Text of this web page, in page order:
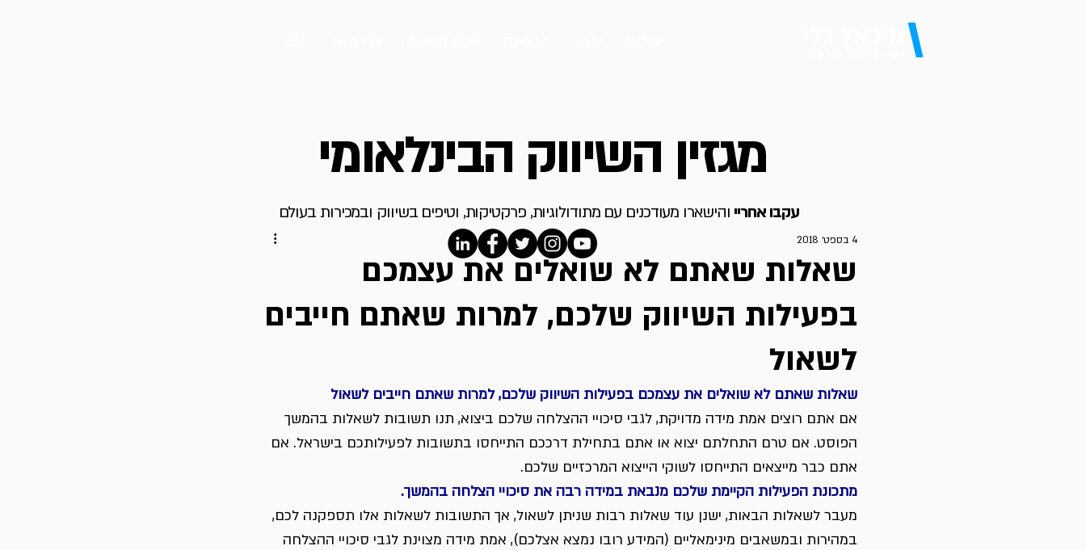
\
מגזין השיווק הבינלאומי
שאלות שאתם לא שואלים את עצמכם
בפעילות השיווק שלכם, למרות שאתם חייבים
לשאול
4 בספט׳ 2018
שאלות שאתם לא שואלים את עצמכם בפעילות השיווק שלכם, למרות שאתם חייבים לשאול
אם אתם רוצים אמת מידה מדויקת, לגבי סיכויי ההצלחה שלכם ביצוא, תנו תשובות לשאלות בהמשך
הפוסט. אם טרם התחלתם יצוא או אתם בתחילת דרככם התייחסו בתשובות לפעילותכם בישראל. אם
אתם כבר מייצאים התייחסו לשוקי הייצוא המרכזיים שלכם.
מתכונת הפעילות הקיימת שלכם מנבאת במידה רבה את סיכויי הצלחה בהמשך.
מעבר לשאלות הבאות, ישנן עוד שאלות רבות שניתן לשאול, אך התשובות לשאלות אלו תספקנה לכם,
במהירות ובמשאבים מינימאליים (המידע רובו נמצא אצלכם), אמת מידה מצוינת לגבי סיכויי ההצלחה
עקבו אחריי והישארו מעודכנים עם מתודולוגיות, פרקטיקות, וטיפים בשיווק ובמכירות בעולם